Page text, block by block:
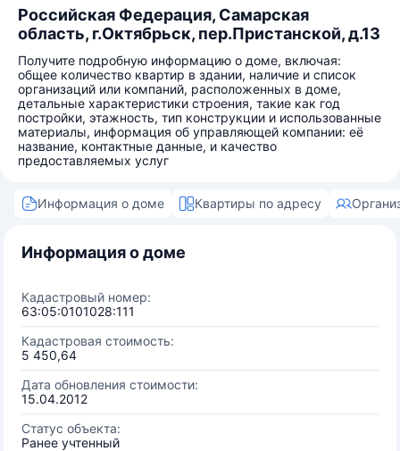
Российская Федерация, Самарская
область, г.Октябрьск, пер.Пристанской, д.13
Получите подробную информацию о доме, включая:
общее количество квартир в здании, наличие и список
организаций или компаний, расположенных в доме,
детальные характеристики строения, такие как год
постройки, этажность, тип конструкции и использованные
материалы, информация об управляющей компании: её
название, контактные данные, и качество
предоставляемых услуг
Информация о доме Квартиры по адресу
Информация о доме
Кадастровый номер:
63:05:0101028:111
Кадастровая стоимость:
5 450,64
Дата обновления стоимости:
15.04.2012
Статус объекта:
Ранее учтенный